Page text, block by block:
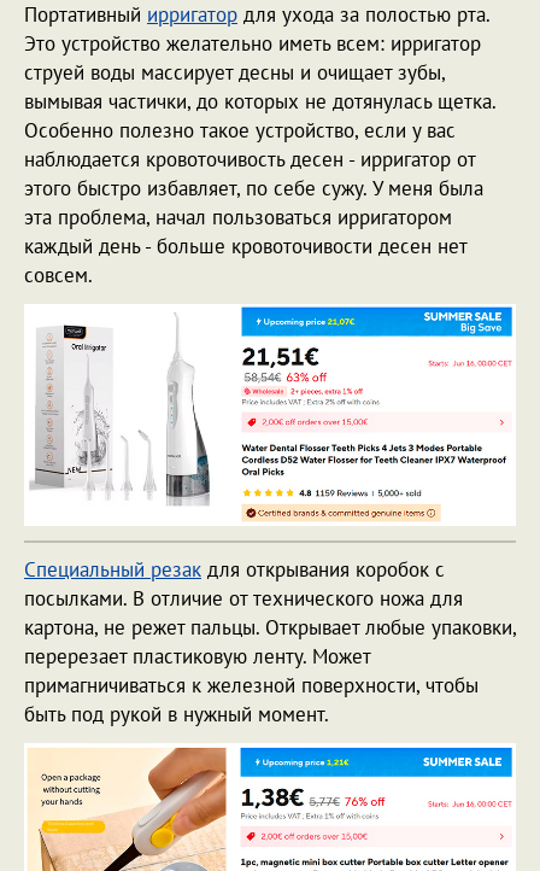
Портативный ирригатор для ухода за полостью рта.
Это устройство желательно иметь всем: ирригатор
струей воды массирует десны и очищает зубы,
вымывая частички, до которых не дотянулась щетка.
Особенно полезно такое устройство, если у вас
наблюдается кровоточивость десен - ирригатор от
этого быстро избавляет, по себе сужу. У меня была
эта проблема, начал пользоваться ирригатором
каждый день - больше кровоточивости десен нет
совсем.
Специальный резак для открывания коробок с
посылками. В отличие от технического ножа для
картона, не режет пальцы. Открывает любые упаковки,
перерезает пластиковую ленту. Может
примагничиваться к железной поверхности, чтобы
быть под рукой в нужный момент.